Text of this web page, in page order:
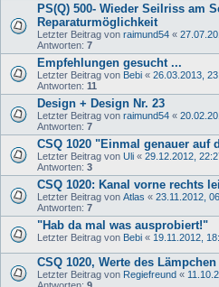
PS(Q) 500- Wieder Seilriss am
Reparaturmöglichkeit
Letzter Beitrag von raimund54 «
Antworten: 7
Empfehlungen gesucht ...
Letzter Beitrag von Bebi « 26.03.2013,
Antworten: 11
Design + Design Nr. 23
Letzter Beitrag von raimund54 «
Antworten: 7
CSQ 1020 "Einmal genauer auf
Letzter Beitrag von Uli « 29.12.2012,
Antworten: 3
CSQ 1020: Kanal vorne rechts
Letzter Beitrag von Atlas « 23.11.2012,
Antworten: 7
"Hab da mal was ausprobiert!"
Letzter Beitrag von Bebi « 19.11.2012,
CSQ 1020, Werte des
Letzter Beitrag von Regiefreund «